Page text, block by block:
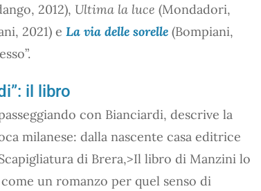
2012), Ultima la luce (Mondadori,
2021) e La via delle sorelle (Bompiani,
il libro
con Bianciardi, descrive la
milanese: dalla nascente casa editrice
di Brera,>Il libro di Manzini lo
un romanzo per quel senso di